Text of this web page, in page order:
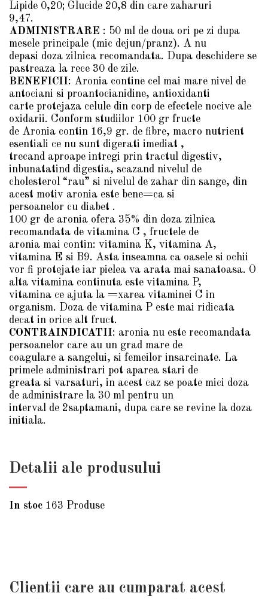
Lipide 0,20; Glucide 20,8 din care zaharuri
9,47.
ADMINISTRARE : 50 ml de doua ori pe zi dupa
mesele principale (mic dejun/pranz). A nu
depasi doza zilnica recomandata. Dupa deschidere se
pastreaza la rece 30 de zile.
BENEFICII : Aronia contine cel mai mare nivel de
antociani si proantocianidine, antioxidanti
carte protejaza celule din corp de efectele nocive ale
oxidarii. Conform studiilor 100 gr fructe
de Aronia contin 16,9 gr. de fibre, macro nutrient
esentiali ce nu sunt digerati imediat ,
trecand aproape intregi prin tractul digestiv,
inbunatatind digestia, scazand nivelul de
cholesterol “rau” si nivelul de zahar din sange, din
acest motiv aronia este bene=ca si
persoanelor cu diabet .
100 gr de aronia ofera 35% din doza zilnica
recomandata de vitamina C , fructele de
aronia mai contin: vitamina K, vitamina A,
vitamina E si B9. Asta inseamna ca oasele si ochii
vor fi protejate iar pielea va arata mai sanatoasa. O
alta vitamina continuta este vitamina P,
vitamina ce ajuta la =xarea vitaminei C in
organism. Doza de vitamina P este mai ridicata
decat in orice alt fruct.
CONTRAINDICATII : aronia nu este recomandata
persoanelor care au un grad mare de
coagulare a sangelui, si femeilor insarcinate. La
primele administrari pot aparea stari de
greata si varsaturi, in acest caz se poate mici doza
de administrare la 30 ml pentru un
interval de 2saptamani, dupa care se revine la doza
initiala.
Detalii ale produsului
In stoc 163 Produse
Clientii care au cumparat acest